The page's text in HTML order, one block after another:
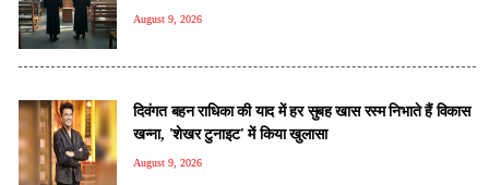
August 9, 2026
दिवंगत बहन राधिका की याद में हर सुबह खास रस्म निभाते हैं विकास
खन्ना, 'शेखर टुनाइट' में किया खुलासा
August 9, 2026